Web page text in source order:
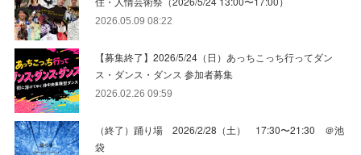
2026.05.09 08:22
【募集終了】2026/5/24（日）あっちこっち行ってダン
ス・ダンス・ダンス 参加者募集
2026.02.26 09:59
（終了）踊り場 2026/2/28（土） 17:30〜21:30 ＠池
袋